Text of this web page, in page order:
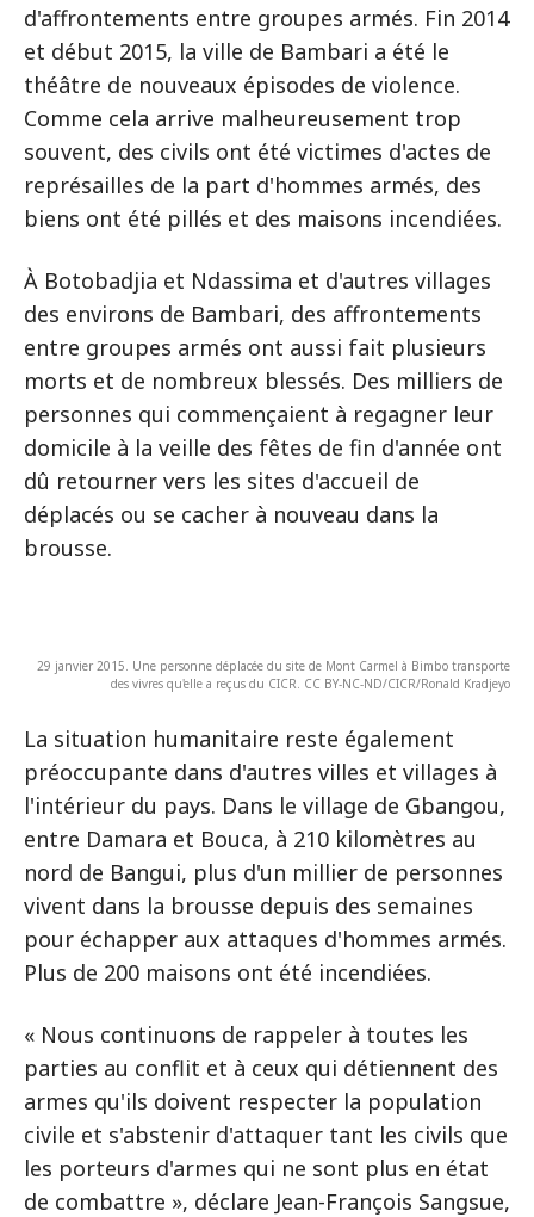
d'affrontements entre groupes armés. Fin 2014
et début 2015, la ville de Bambari a été le
théâtre de nouveaux épisodes de violence.
Comme cela arrive malheureusement trop
souvent, des civils ont été victimes d'actes de
représailles de la part d'hommes armés, des
biens ont été pillés et des maisons incendiées.
À Botobadjia et Ndassima et d'autres villages
des environs de Bambari, des affrontements
entre groupes armés ont aussi fait plusieurs
morts et de nombreux blessés. Des milliers de
personnes qui commençaient à regagner leur
domicile à la veille des fêtes de fin d'année ont
dû retourner vers les sites d'accueil de
déplacés ou se cacher à nouveau dans la
brousse.
29 janvier 2015. Une personne déplacée du site de Mont Carmel à Bimbo transporte
des vivres qu'elle a reçus du CICR. CC BY-NC-ND/CICR/Ronald Kradjeyo
La situation humanitaire reste également
préoccupante dans d'autres villes et villages à
l'intérieur du pays. Dans le village de Gbangou,
entre Damara et Bouca, à 210 kilomètres au
nord de Bangui, plus d'un millier de personnes
vivent dans la brousse depuis des semaines
pour échapper aux attaques d'hommes armés.
Plus de 200 maisons ont été incendiées.
« Nous continuons de rappeler à toutes les
parties au conflit et à ceux qui détiennent des
armes qu'ils doivent respecter la population
civile et s'abstenir d'attaquer tant les civils que
les porteurs d'armes qui ne sont plus en état
de combattre », déclare Jean-François Sangsue,